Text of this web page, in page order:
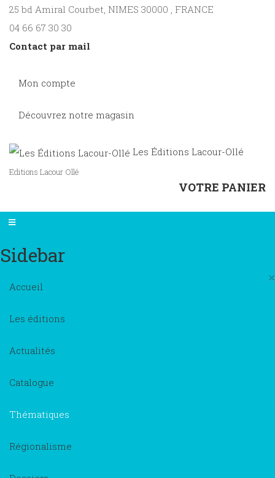
25 bd Amiral Courbet, NIMES 30000 , FRANCE
04 66 67 30 30
Contact par mail
Mon compte
Découvrez notre magasin
Les Éditions Lacour-Ollé
Editions Lacour Ollé
VOTRE PANIER
Sidebar
×
Accueil
Les éditions
Actualités
Catalogue
Thématiques
Régionalisme